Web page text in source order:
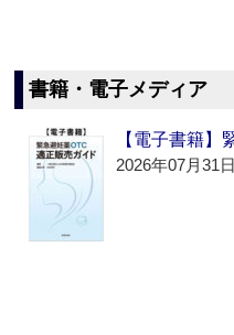
書籍・電子メディア
【電子書籍】
2026年07月31